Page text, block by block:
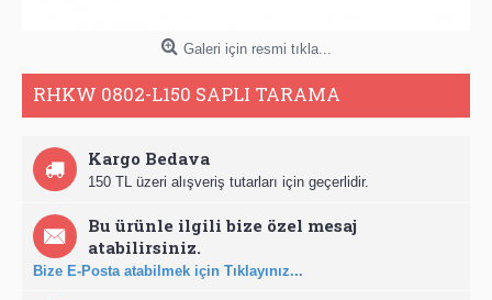
Galeri için resmi tıkla...
RHKW 0802-L150 SAPLI TARAMA
Kargo Bedava
150 TL üzeri alışveriş tutarları için geçerlidir.
Bu ürünle ilgili bize özel mesaj
atabilirsiniz.
Bize E-Posta atabilmek için Tıklayınız...